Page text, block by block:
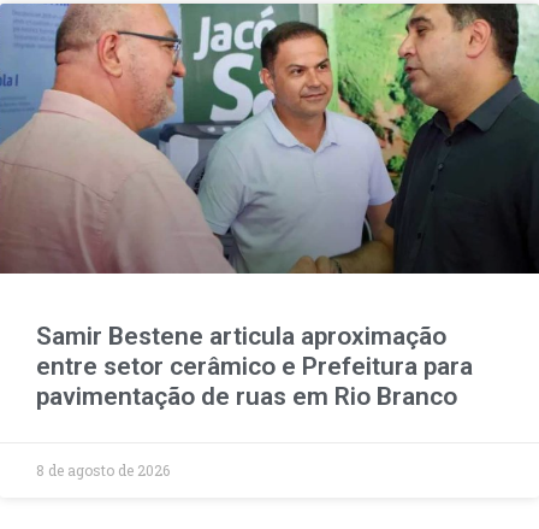
Samir Bestene articula aproximação
entre setor cerâmico e Prefeitura para
pavimentação de ruas em Rio Branco
8 de agosto de 2026